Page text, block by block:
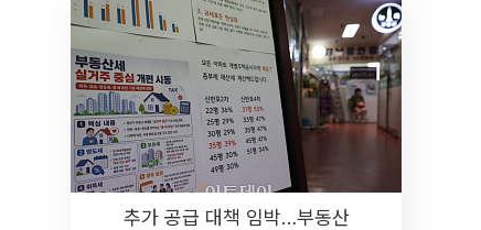
추가 공급 대책 임박…부동산